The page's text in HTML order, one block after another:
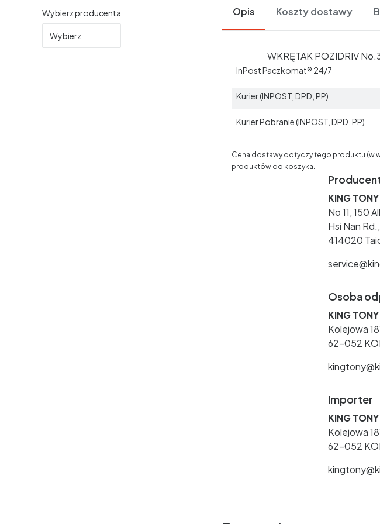
Wybierz producenta
Wybierz
Opis Koszty dostawy
WKRĘTAK POZIDRIV
InPost Paczkomat® 24/7
Kurier (INPOST, DPD, PP)
Kurier Pobranie (INPOST, DPD, PP)
Cena dostawy dotyczy tego produktu (w
produktów do koszyka.
KING
No 11, 150
Hsi Nan
414020
Osoba
KING
Kolejowa
62-052
Importer
KING
Kolejowa
62-052